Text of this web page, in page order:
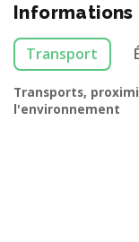
Transport
Transports,
l'environnement